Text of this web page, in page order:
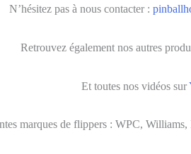
N’hésitez pas à nous contacter :
Retrouvez également nos autres
Et toutes nos vidéos sur
marques de flippers : WPC,